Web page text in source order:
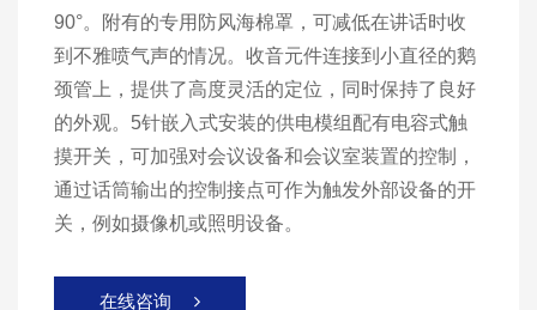
90°。附有的专用防风海棉罩，可减低在讲话时收
到不雅喷气声的情况。收音元件连接到小直径的鹅
颈管上，提供了高度灵活的定位，同时保持了良好
的外观。5针嵌入式安装的供电模组配有电容式触
摸开关，可加强对会议设备和会议室装置的控制，
通过话筒输出的控制接点可作为触发外部设备的开
关，例如摄像机或照明设备。
在线咨询 